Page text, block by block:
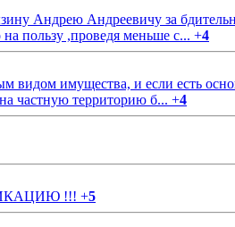
Андрею Андреевичу за
пользу ,проведя меньше с... +4
имущества, и если есть
частную территорию б... +4
!!! +5